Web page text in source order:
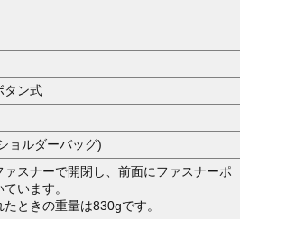
タン式
ョルダーバッグ)
ァスナーで開閉し、前面にファスナーポ
います。
ときの重量は830gです。